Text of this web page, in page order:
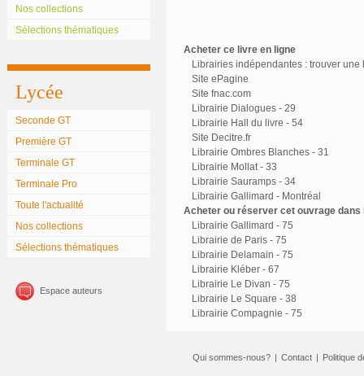
Nos collections
Sélections thématiques
Lycée
Seconde GT
Première GT
Terminale GT
Terminale Pro
Toute l'actualité
Nos collections
Sélections thématiques
Espace auteurs
Acheter ce livre en ligne
Librairies indépendantes : trouver une
Site ePagine
Site fnac.com
Librairie Dialogues - 29
Librairie Hall du livre - 54
Site Decitre.fr
Librairie Ombres Blanches - 31
Librairie Mollat - 33
Librairie Sauramps - 34
Librairie Gallimard - Montréal
Acheter ou réserver cet ouvrage
Librairie Gallimard - 75
Librairie de Paris - 75
Librairie Delamain - 75
Librairie Kléber - 67
Librairie Le Divan - 75
Librairie Le Square - 38
Librairie Compagnie - 75
Qui sommes-nous? | Contact | Politique